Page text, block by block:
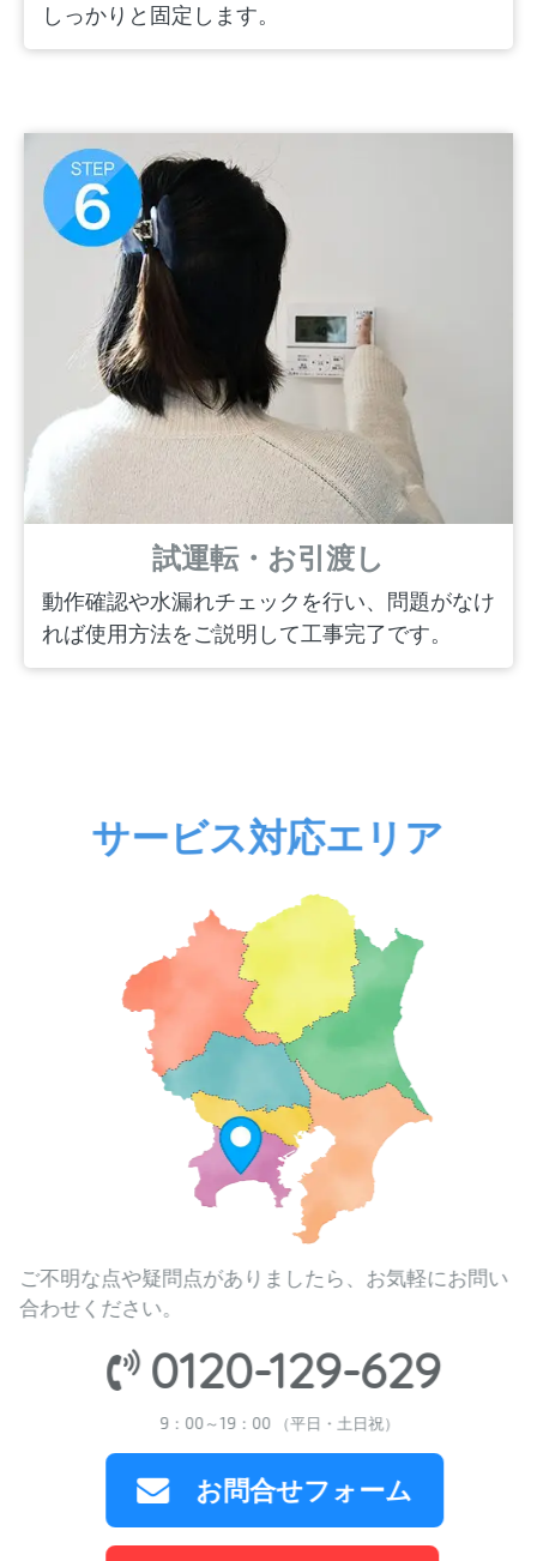
しっかりと固定します。
試運転・お引渡し
動作確認や水漏れチェックを行い、問題がなけ
れば使用方法をご説明して工事完了です。
サービス対応エリア
ご不明な点や疑問点がありましたら、お気軽にお問い
合わせください。
0120-129-629
9：00～19：00 （平日・土日祝）
お問合せフォーム